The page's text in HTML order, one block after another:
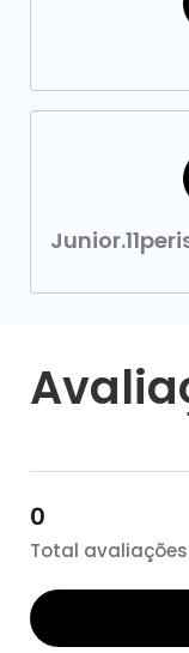
0
Total avaliações